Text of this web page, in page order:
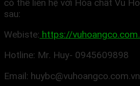
có thể liên hệ với Hóa chất Vũ
sau:
Webiste: https://
Hotline: Mr. Huy- 0945609898
Email: huybc@vuhoangco.com.vn